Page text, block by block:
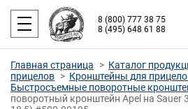
8 (800) 777 38 75
8 (495) 648 61 88
Главная страница Каталог
прицелов
Кронштейны для
Быстросъемные поворотные
поворотный кронштейн Apel на Sauer